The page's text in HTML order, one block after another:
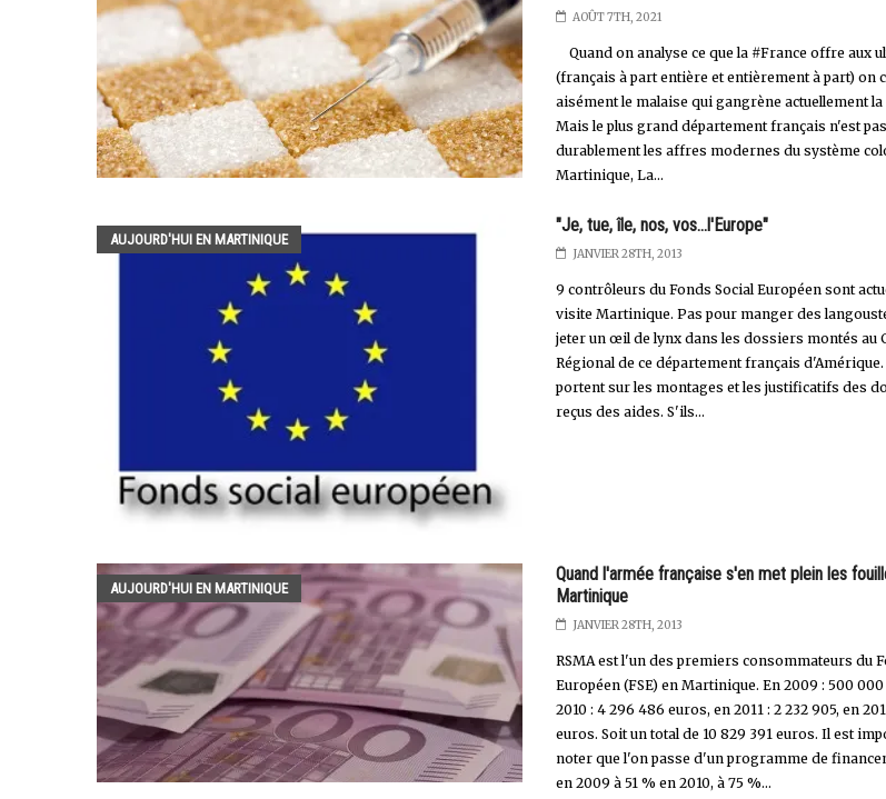
AOÛT 7TH, 2021
Quand on analyse ce que la #France offre aux
(français à part entière et entièrement à part) on
aisément le malaise qui gangrène actuellement la
Mais le plus grand département français n'est
durablement les affres modernes du système
Martinique, La...
AUJOURD'HUI EN MARTINIQUE
"Je, tue, île, nos, vos...l'Europe"
JANVIER 28TH, 2013
9 contrôleurs du Fonds Social Européen sont
visite Martinique. Pas pour manger des
jeter un œil de lynx dans les dossiers montés au
Régional de ce département français
portent sur les montages et les justificatifs des
reçus des aides. S'ils...
AUJOURD'HUI EN MARTINIQUE
Quand l'armée française s'en met plein les
Martinique
JANVIER 28TH, 2013
RSMA est l'un des premiers consommateurs du
Européen (FSE) en Martinique. En 2009 : 500
2010 : 4 296 486 euros, en 2011 : 2 232 905, en
euros. Soit un total de 10 829 391 euros. Il est
noter que l'on passe d'un programme de
en 2009 à 51 % en 2010, à 75 %...